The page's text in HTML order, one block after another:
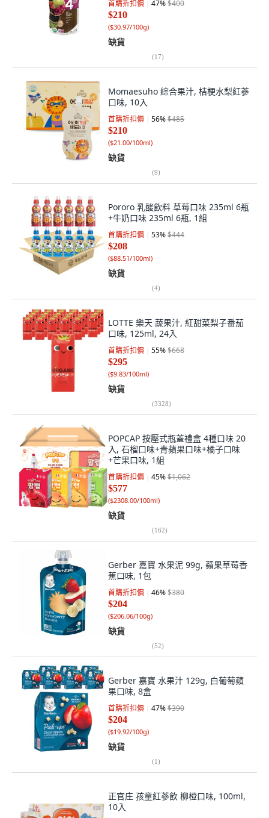
首購折扣價 47%$400
$210
($30.97/100g)
缺貨
(17)
Momaesuho 綜合果汁, 桔梗水梨紅蔘
口味, 10入
首購折扣價 56%$485
$210
($21.00/100ml)
缺貨
(9)
Pororo 乳酸飲料 草莓口味 235ml 6瓶
+牛奶口味 235ml 6瓶, 1組
首購折扣價 53%$444
$208
($88.51/100ml)
缺貨
(4)
LOTTE 樂天 蔬果汁, 紅甜菜梨子番茄
口味, 125ml, 24入
首購折扣價 55%$668
$295
($9.83/100ml)
缺貨
(3328)
POPCAP 按壓式瓶蓋禮盒 4種口味 20
入, 石榴口味+青蘋果口味+橘子口味
+芒果口味, 1組
首購折扣價 45%$1,062
$577
($2308.00/100ml)
缺貨
(162)
Gerber 嘉寶 水果泥 99g, 蘋果草莓香
蕉口味, 1包
首購折扣價 46%$380
$204
($206.06/100g)
缺貨
(52)
Gerber 嘉寶 水果汁 129g, 白葡萄蘋
果口味, 8盒
首購折扣價 47%$390
$204
($19.92/100g)
缺貨
(1)
正官庄 孩童紅蔘飲 柳橙口味, 100ml,
10入